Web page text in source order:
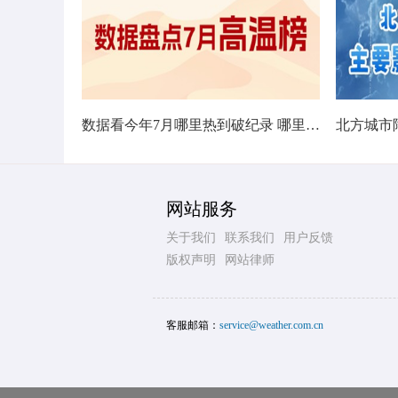
数据看今年7月哪里热到破纪录 哪里暑热连轴转
网站服务
关于我们 联系我们
用户反馈
版权声明
网站律师
客服邮箱： service@weather.com.cn